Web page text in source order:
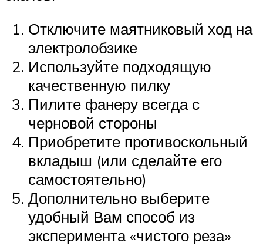
Отключите маятниковый ход на
электролобзике
Используйте подходящую
качественную пилку
Пилите фанеру всегда с
черновой стороны
Приобретите противоскольный
вкладыш (или сделайте его
самостоятельно)
Дополнительно выберите
удобный Вам способ из
эксперимента «чистого реза»